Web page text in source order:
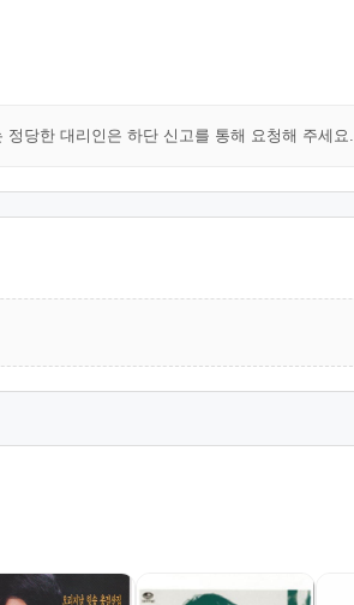
당한 대리인은 하단 신고를 통해 요청해 주세요.